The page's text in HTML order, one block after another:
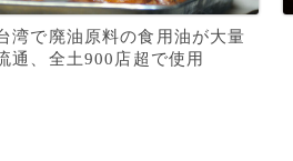
湾で廃油原料の食用油が大量
通、全土900店超で使用